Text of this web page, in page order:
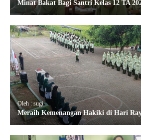
Minat Bakat Bagi Santri Kelas 12 TA
Oleh : sugi
Meraih Kemenangan Hakiki di Hari